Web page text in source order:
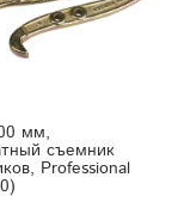
мм,
съемник
Professional